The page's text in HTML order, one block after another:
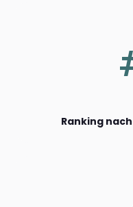
Ranking